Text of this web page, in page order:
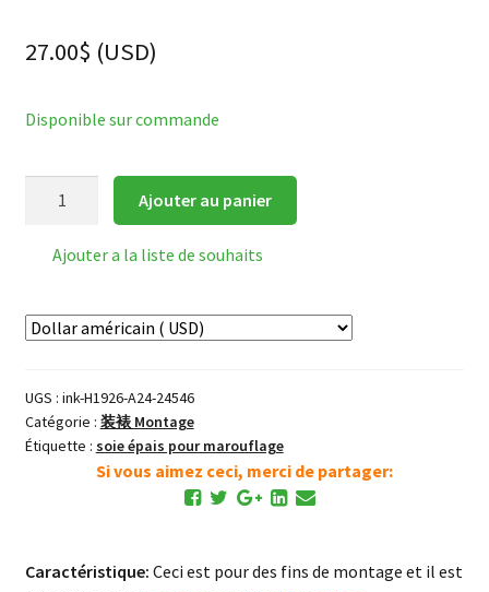
27.00$ (USD)
Disponible sur commande
*bleu
Ajouter au panier
Ajouter a la liste de souhaits
UGS : ink-H1926-A24-24546
Catégorie : 装裱 Montage
Étiquette : soie épais pour marouflage
Si vous aimez ceci, merci de partager:
Caractéristique: Ceci est pour des fins de montage et il est